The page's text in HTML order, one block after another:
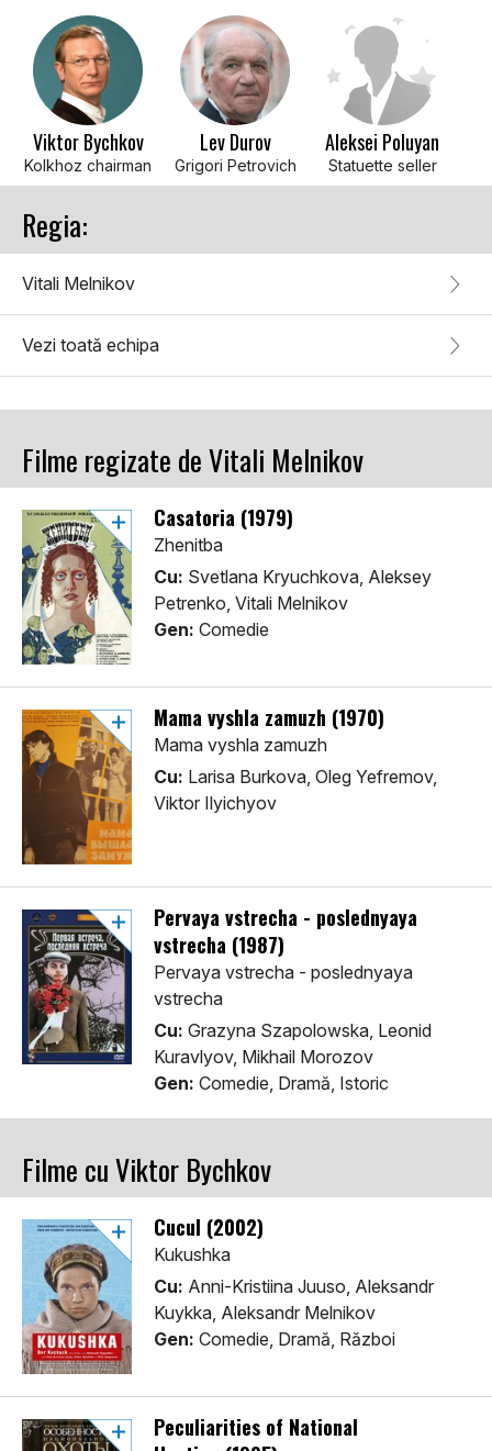
Viktor Bychkov
Kolkhoz chairman
Lev Durov
Grigori Petrovich
Aleksei Poluyan
Statuette seller
Regia:
Vitali Melnikov
Vezi toată echipa
Filme regizate de Vitali Melnikov
Casatoria (1979)
Zhenitba
Cu: Svetlana Kryuchkova, Aleksey
Petrenko, Vitali Melnikov
Gen: Comedie
Mama vyshla zamuzh (1970)
Mama vyshla zamuzh
Cu: Larisa Burkova, Oleg Yefremov,
Viktor Ilyichyov
Pervaya vstrecha - poslednyaya
vstrecha (1987)
Pervaya vstrecha - poslednyaya
vstrecha
Cu: Grazyna Szapolowska, Leonid
Kuravlyov, Mikhail Morozov
Gen: Comedie, Dramă, Istoric
Filme cu Viktor Bychkov
Cucul (2002)
Kukushka
Cu: Anni-Kristiina Juuso, Aleksandr
Kuykka, Aleksandr Melnikov
Gen: Comedie, Dramă, Război
Peculiarities of National